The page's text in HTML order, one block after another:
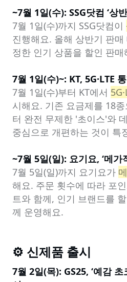
~7월 1일(수): SSG닷컴 ‘상
7월 1일(수)까지 SSG닷컴이
진행해요. 올해 상반기 판
정한 인기 상품을 할인 판매
7월 1일(수)~: KT, 5G·LTE
7월 1일(수)부터 KT에서
시해요. 기존 요금제를 18
터 완전 무제한 '초이스'와
중심으로 개편하는 것이 특
~7월 5일(일): 요기요, ‘메가
7월 5일(일)까지 요기요가
해요. 주문 횟수에 따라 포
트와 함께, 인기 브랜드를
께 운영해요.
⚙ 신제품 출시
7월 2일(목): GS25, ‘예감